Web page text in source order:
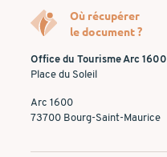
Où récupérer
le document ?
Office du Tourisme Arc 1600
Place du Soleil
Arc 1600
73700 Bourg-Saint-Maurice